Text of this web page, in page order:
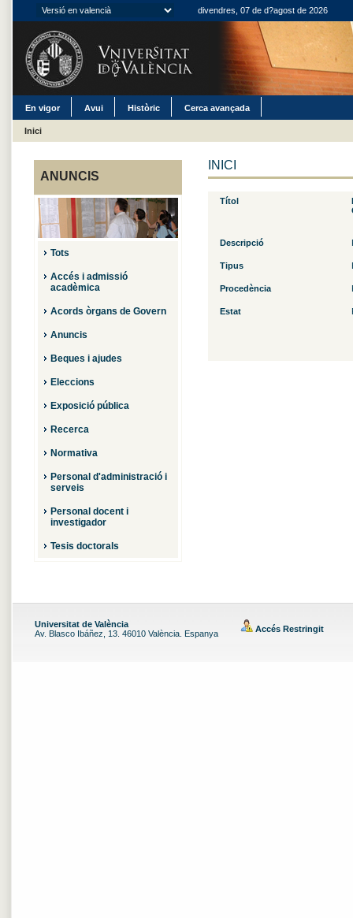
divendres, 07 de d?agost de 2026
En vigor Avui Històric Cerca avançada
Inici
ANUNCIS
Tots
Accés i admissió
acadèmica
Acords òrgans de Govern
Anuncis
Beques i ajudes
Eleccions
Exposició pública
Recerca
Normativa
Personal d'administració i
serveis
Personal docent i
investigador
Tesis doctorals
INICI
Títol
Descripció
Tipus
Procedència
Estat
Universitat de València
Av. Blasco Ibáñez, 13. 46010 València. Espanya
Accés Restringit